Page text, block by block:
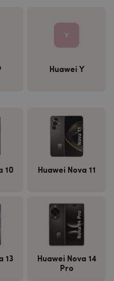
Huawei Y
10
Huawei Nova 11
13
Huawei Nova 14
Pro